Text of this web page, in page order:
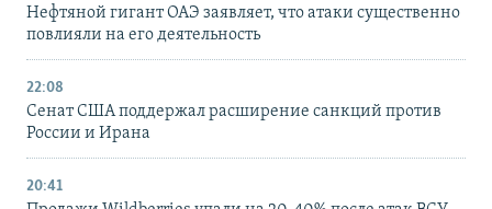
Нефтяной гигант ОАЭ заявляет, что атаки существенно
повлияли на его деятельность
22:08
Сенат США поддержал расширение санкций против
России и Ирана
20:41